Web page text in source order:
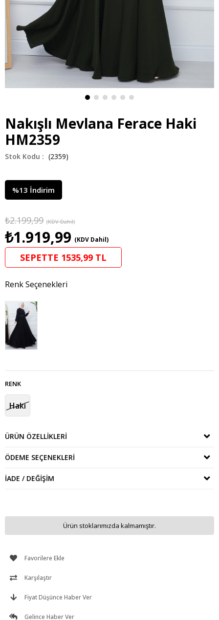
Nakışlı Mevlana Ferace Haki
HM2359
(2359)
%13 İndirim
₺2.199,99 (KDV Dahil)
₺1.919,99 (KDV Dahil)
SEPETTE 1535,99 TL
Renk Seçenekleri
RENK
Haki
ÜRÜN ÖZELLIKLERI
ÖDEME SEÇENEKLERI
İADE / DEĞIŞIM
Ürün stoklarımızda kalmamıştır.
Favorilere Ekle
Karşılaştır
Fiyat Düşünce Haber Ver
Gelince Haber Ver